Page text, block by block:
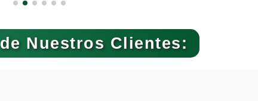
Banquetes Bares y Cantinas
Nuestros Clientes: